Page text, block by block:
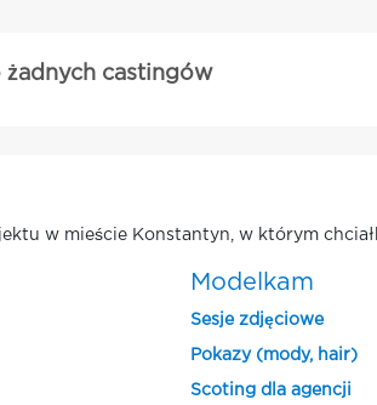
żadnych castingów
w mieście Konstantyn, w którym
Modelkam
Sesje zdjęciowe
Pokazy (mody, hair)
Scoting dla agencji